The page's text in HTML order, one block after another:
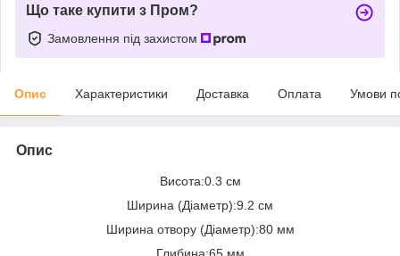
Що таке купити з Пром?
Замовлення під захистом
Опис Характеристики Доставка Оплата Умови
Опис
Висота:0.3 см
Ширина (Діаметр):9.2 см
Ширина отвору (Діаметр):80 мм
Глибина:65 мм